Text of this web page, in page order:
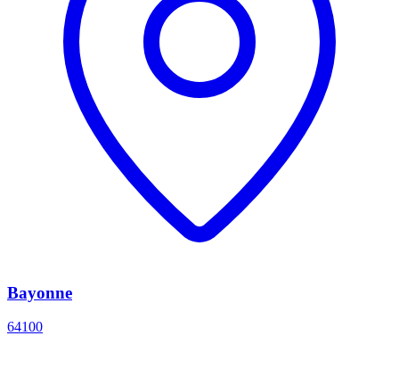
Bayonne
64100